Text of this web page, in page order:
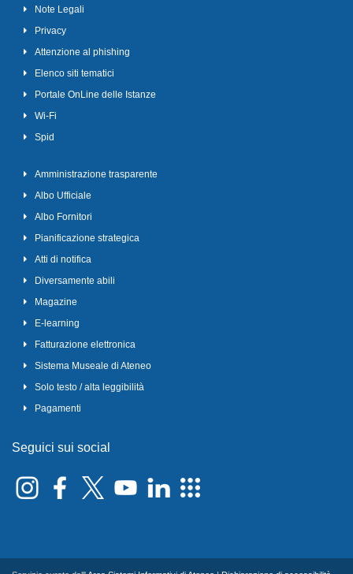
Note Legali
Privacy
Attenzione al phishing
Elenco siti tematici
Portale OnLine delle Istanze
Wi-Fi
Spid
Amministrazione trasparente
Albo Ufficiale
Albo Fornitori
Pianificazione strategica
Atti di notifica
Diversamente abili
Magazine
E-learning
Fatturazione elettronica
Sistema Museale di Ateneo
Solo testo / alta leggibilità
Pagamenti
Seguici sui social